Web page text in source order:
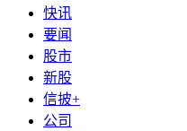
快讯
要闻
股市
新股
信披+
公司